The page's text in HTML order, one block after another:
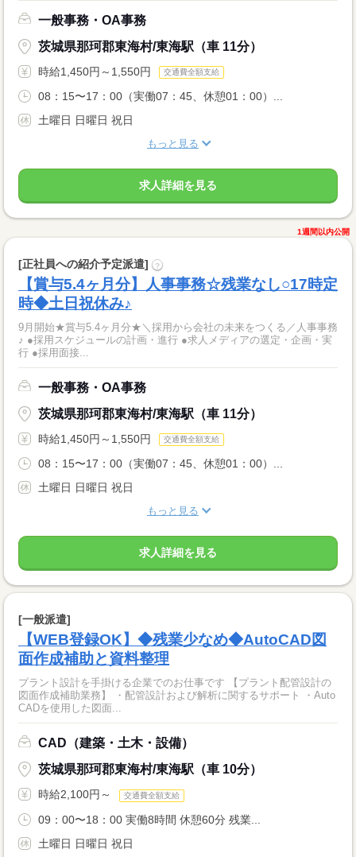
一般事務・OA事務
茨城県那珂郡東海村/東海駅（車 11分）
時給1,450円～1,550円 交通費全額支給
08：15〜17：00（実働07：45、休憩01：00）...
土曜日 日曜日 祝日
もっと見る
求人詳細を見る
1週間以内公開
[正社員への紹介予定派遣] ?
【賞与5.4ヶ月分】人事事務☆残業なし○17時定
時◆土日祝休み♪
9月開始★賞与5.4ヶ月分★＼採用から会社の未来をつくる／人事事務
♪ ●採用スケジュールの計画・進行 ●求人メディアの選定・企画・実
行 ●採用面接...
一般事務・OA事務
茨城県那珂郡東海村/東海駅（車 11分）
時給1,450円～1,550円 交通費全額支給
08：15〜17：00（実働07：45、休憩01：00）...
土曜日 日曜日 祝日
もっと見る
求人詳細を見る
[一般派遣]
【WEB登録OK】◆残業少なめ◆AutoCAD図
面作成補助と資料整理
プラント設計を手掛ける企業でのお仕事です 【プラント配管設計の
図面作成補助業務】 ・配管設計および解析に関するサポート ・Auto
CADを使用した図面...
CAD（建築・土木・設備）
茨城県那珂郡東海村/東海駅（車 10分）
時給2,100円～ 交通費全額支給
09：00〜18：00 実働8時間 休憩60分 残業...
土曜日 日曜日 祝日